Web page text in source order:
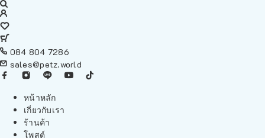
084 804 7286
sales@petz.world
หน้าหลัก
เกี่ยวกับเรา
ร้านค้า
โพสต์